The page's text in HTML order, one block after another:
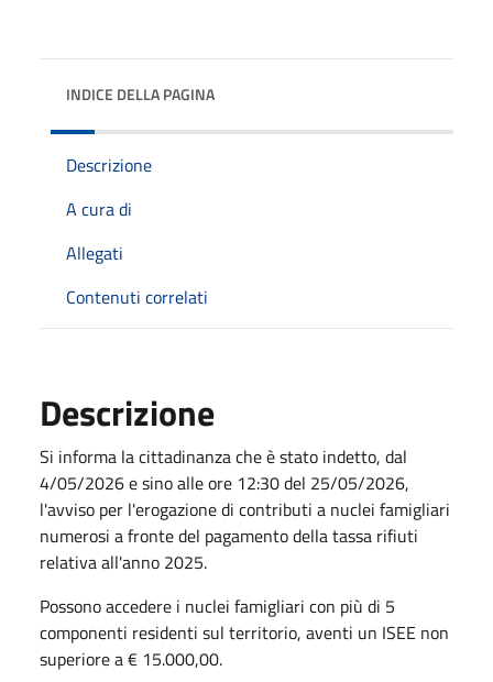
INDICE DELLA PAGINA
Descrizione
A cura di
Allegati
Contenuti correlati
Descrizione
Si informa la cittadinanza che è stato indetto, dal
4/05/2026 e sino alle ore 12:30 del 25/05/2026,
l'avviso per l'erogazione di contributi a nuclei famigliari
numerosi a fronte del pagamento della tassa rifiuti
relativa all'anno 2025.
Possono accedere i nuclei famigliari con più di 5
componenti residenti sul territorio, aventi un ISEE non
superiore a € 15.000,00.